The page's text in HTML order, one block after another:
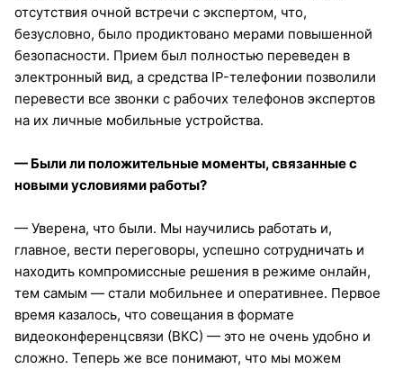
отсутствия очной встречи с экспертом, что,
безусловно, было продиктовано мерами повышенной
безопасности. Прием был полностью переведен в
электронный вид, а средства IP-телефонии позволили
перевести все звонки с рабочих телефонов экспертов
на их личные мобильные устройства.
— Были ли положительные моменты, связанные с
новыми условиями работы?
— Уверена, что были. Мы научились работать и,
главное, вести переговоры, успешно сотрудничать и
находить компромиссные решения в режиме онлайн,
тем самым — стали мобильнее и оперативнее. Первое
время казалось, что совещания в формате
видеоконференцсвязи (ВКС) — это не очень удобно и
сложно. Теперь же все понимают, что мы можем